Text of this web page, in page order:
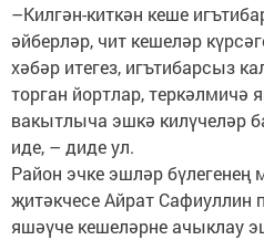
–Килгән-киткән кеше
әйберләр, чит кешеләр
хәбәр итегез, игътибарсыз
торган йортлар, теркәлмичә
вакытлыча эшкә килүчеләр
иде, – диде ул.
Район эчке эшләр бүлегенең
җитәкчесе Айрат Сафиуллин
яшәүче кешеләрне ачыклау